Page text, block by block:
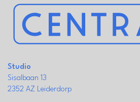
Studio
Sisalbaan 13
2352 AZ Leiderdorp